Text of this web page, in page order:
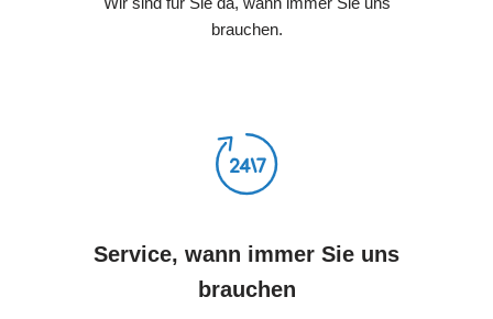
brauchen.
Service, wann immer Sie uns
brauchen